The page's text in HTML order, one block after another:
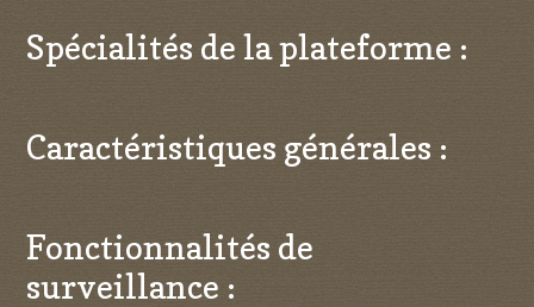
Spécialités de la plateforme :
Caractéristiques générales :
Fonctionnalités de
surveillance :